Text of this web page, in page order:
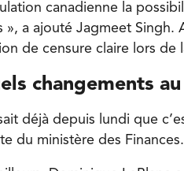
canadienne la
», a ajouté Jagmeet Singh.
de censure claire lors de
changements
déjà depuis lundi que
du ministère des